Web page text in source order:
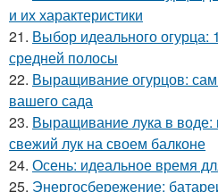
и их характеристики
21. Выбор идеального огурца:
средней полосы
22. Выращивание огурцов:
вашего сада
23. Выращивание лука в воде:
свежий лук на своем балконе
24. Осень: идеальное время
25. Энергосбережение: